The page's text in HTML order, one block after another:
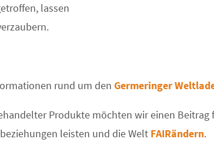
lassen
rund um den Germeringer
Produkte möchten wir einen
leisten und die Welt FAIRändern.